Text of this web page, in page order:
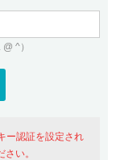
能を使う方
^）
ー認証を設定され
さい。